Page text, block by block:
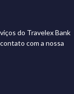
do Travelex Bank
com a nossa